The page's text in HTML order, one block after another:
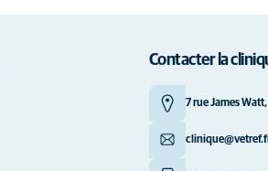
Contacter la
7 rue James